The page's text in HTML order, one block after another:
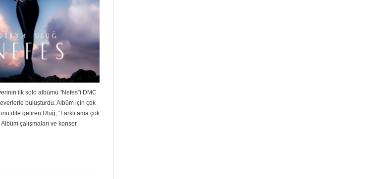
ilk solo albümü “Nefes”i DMC
buluşturdu. Albüm için çok
dile getiren Uluğ, “Farklı ama çok
çalışmaları ve konser